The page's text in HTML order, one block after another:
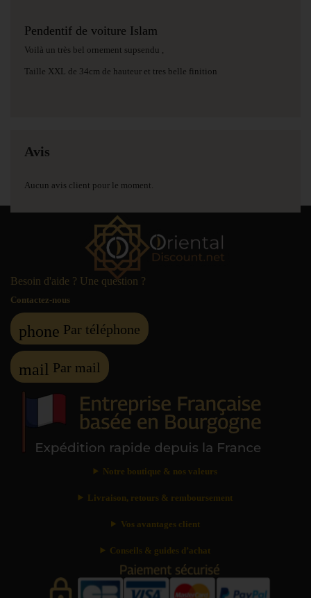
Pendentif de voiture Islam
Voilà un très bel ornement supsendu ,
Taille XXL de 34cm de hauteur et tres belle finition
Avis
Aucun avis client pour le moment.
Besoin d'aide ? Une question ?
Contactez-nous
phone Par téléphone
mail Par mail
Notre boutique & nos valeurs
Livraison, retours & remboursement
Vos avantages client
Conseils & guides d’achat